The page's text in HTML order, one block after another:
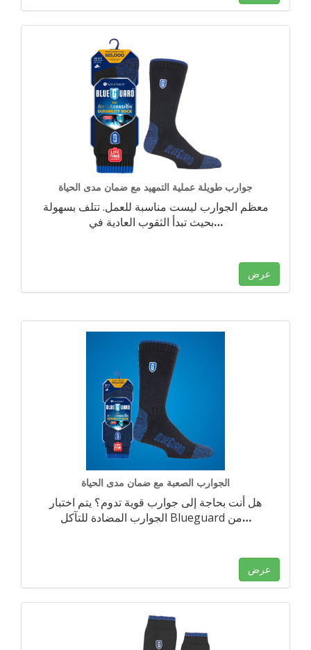
جوارب طويلة عملية التمهيد مع ضمان مدى الحياة
معظم الجوارب ليست مناسبة للعمل. تتلف بسهولة
بحيث تبدأ الثقوب العادية في…
عرض
الجوارب الصعبة مع ضمان مدى الحياة
هل أنت بحاجة إلى جوارب قوية تدوم؟ يتم اختبار
الجوارب المضادة للتآكل Blueguard من…
عرض